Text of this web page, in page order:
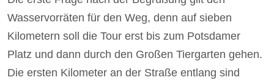
Wasservorräten für den Weg, denn auf sieben
Kilometern soll die Tour erst bis zum Potsdamer
Platz und dann durch den Großen Tier­garten gehen.
Die ersten Kilometer an der Straße entlang sind